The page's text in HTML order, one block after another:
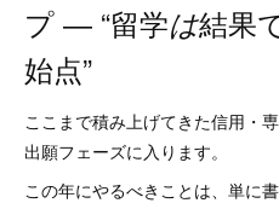
プ ― “留学は結果
始点”
ここまで積み上げてきた信用・
出願フェーズに入ります。
この年にやるべきことは、単に